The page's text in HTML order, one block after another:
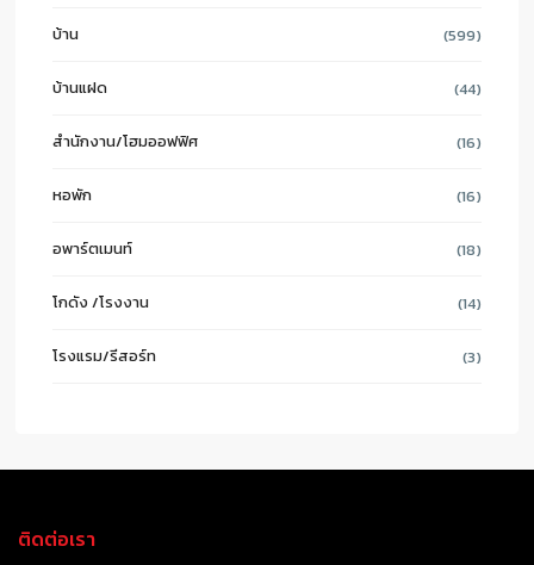
บ้าน (599)
บ้านแฝด (44)
สำนักงาน/โฮมออฟฟิศ (16)
หอพัก (16)
อพาร์ตเมนท์ (18)
โกดัง /โรงงาน (14)
โรงแรม/รีสอร์ท (3)
ติดต่อเรา